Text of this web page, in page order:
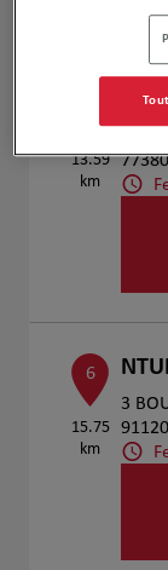
13.59
km
6
15.75
km
3